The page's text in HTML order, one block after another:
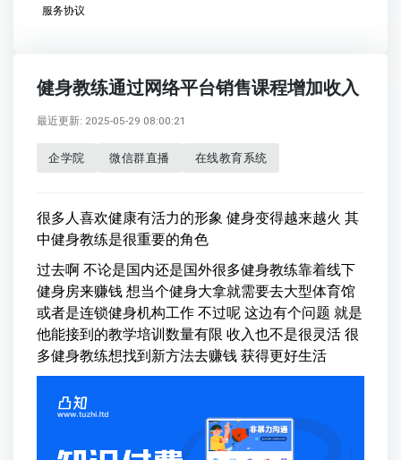
服务协议
健身教练通过网络平台销售课程增加收入
最近更新: 2025-05-29 08:00:21
企学院 微信群直播 在线教育系统
很多人喜欢健康有活力的形象 健身变得越来越火 其
中健身教练是很重要的角色
过去啊 不论是国内还是国外很多健身教练靠着线下
健身房来赚钱 想当个健身大拿就需要去大型体育馆
或者是连锁健身机构工作 不过呢 这边有个问题 就是
他能接到的教学培训数量有限 收入也不是很灵活 很
多健身教练想找到新方法去赚钱 获得更好生活